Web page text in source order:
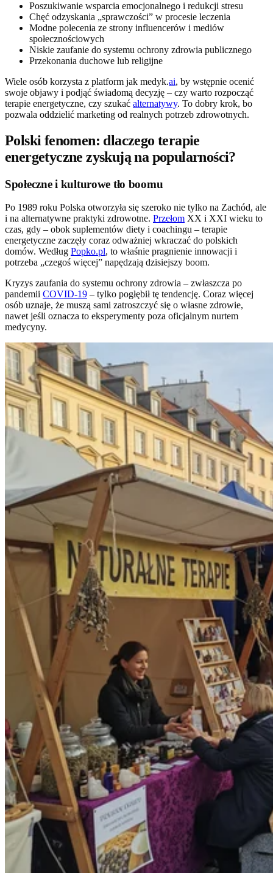
Poszukiwanie wsparcia emocjonalnego i redukcji stresu
Chęć odzyskania „sprawczości” w procesie leczenia
Modne polecenia ze strony influencerów i mediów
społecznościowych
Niskie zaufanie do systemu ochrony zdrowia publicznego
Przekonania duchowe lub religijne
Wiele osób korzysta z platform jak medyk.ai, by wstępnie ocenić
swoje objawy i podjąć świadomą decyzję – czy warto rozpocząć
terapie energetyczne, czy szukać alternatywy. To dobry krok, bo
pozwala oddzielić marketing od realnych potrzeb zdrowotnych.
Polski fenomen: dlaczego terapie
energetyczne zyskują na popularności?
Społeczne i kulturowe tło boomu
Po 1989 roku Polska otworzyła się szeroko nie tylko na Zachód, ale
i na alternatywne praktyki zdrowotne. Przełom XX i XXI wieku to
czas, gdy – obok suplementów diety i coachingu – terapie
energetyczne zaczęły coraz odważniej wkraczać do polskich
domów. Według Popko.pl, to właśnie pragnienie innowacji i
potrzeba „czegoś więcej” napędzają dzisiejszy boom.
Kryzys zaufania do systemu ochrony zdrowia – zwłaszcza po
pandemii COVID-19 – tylko pogłębił tę tendencję. Coraz więcej
osób uznaje, że muszą sami zatroszczyć się o własne zdrowie,
nawet jeśli oznacza to eksperymenty poza oficjalnym nurtem
medycyny.